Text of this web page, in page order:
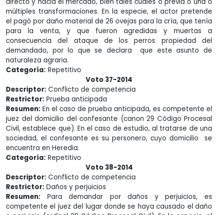
múltiples transformaciones. En la especie, el actor pretende
el pagó por daño material de 26 ovejas para la cría, que tenía
para la venta, y que fueron agredidas y muertas a
consecuencia del ataque de los perros propiedad del
demandado, por lo que se declara que este asunto de
naturaleza agraria.
Categoría: Repetitivo
Voto 37-2014
Descriptor: Conflicto de competencia
Restrictor: Prueba anticipada
Resumen: En el caso de prueba anticipada, es competente el
juez del domicilio del confesante (canon 29 Código Procesal
Civil, establece que). En el caso de estudio, al tratarse de una
sociedad, el confesante es su personero, cuyo domicilio se
encuentra en Heredia.
Categoría: Repetitivo
Voto 38-2014
Descriptor: Conflicto de competencia
Restrictor: Daños y perjuicios
Resumen: Para demandar por daños y perjuicios, es
competente el juez del lugar donde se haya causado el daño